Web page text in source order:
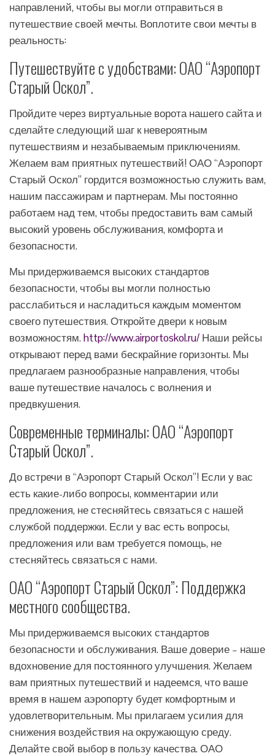
направлений, чтобы вы могли отправиться в
путешествие своей мечты. Воплотите свои мечты в
реальность:
Путешествуйте с удобствами: ОАО “Аэропорт
Старый Оскол”.
Пройдите через виртуальные ворота нашего сайта и
сделайте следующий шаг к невероятным
путешествиям и незабываемым приключениям.
Желаем вам приятных путешествий! ОАО “Аэропорт
Старый Оскол” гордится возможностью служить вам,
нашим пассажирам и партнерам. Мы постоянно
работаем над тем, чтобы предоставить вам самый
высокий уровень обслуживания, комфорта и
безопасности.
Мы придерживаемся высоких стандартов
безопасности, чтобы вы могли полностью
расслабиться и насладиться каждым моментом
своего путешествия. Откройте двери к новым
возможностям.http://www.airportoskol.ru/ Наши рейсы
открывают перед вами бескрайние горизонты. Мы
предлагаем разнообразные направления, чтобы
ваше путешествие началось с волнения и
предвкушения.
Современные терминалы: ОАО “Аэропорт
Старый Оскол”.
До встречи в “Аэропорт Старый Оскол”! Если у вас
есть какие-либо вопросы, комментарии или
предложения, не стесняйтесь связаться с нашей
службой поддержки. Если у вас есть вопросы,
предложения или вам требуется помощь, не
стесняйтесь связаться с нами.
ОАО “Аэропорт Старый Оскол”: Поддержка
местного сообщества.
Мы придерживаемся высоких стандартов
безопасности и обслуживания. Ваше доверие – наше
вдохновение для постоянного улучшения. Желаем
вам приятных путешествий и надеемся, что ваше
время в нашем аэропорту будет комфортным и
удовлетворительным. Мы прилагаем усилия для
снижения воздействия на окружающую среду.
Делайте свой выбор в пользу качества. ОАО